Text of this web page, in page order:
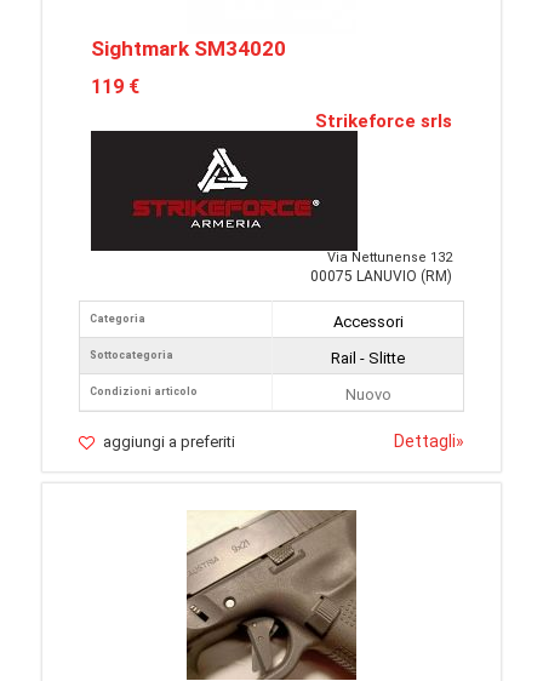
Sightmark SM34020
119 €
Strikeforce srls
Via Nettunense 132
00075 LANUVIO (RM)
Categoria
Sottocategoria
Condizioni articolo
Accessori
Rail - Slitte
Nuovo
aggiungi a preferiti Dettagli»